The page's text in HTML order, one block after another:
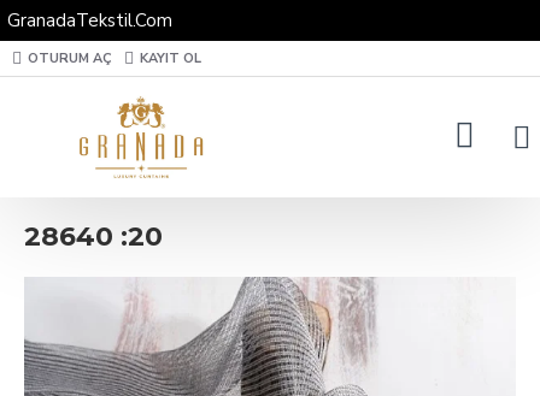
GranadaTekstil.Com
OTURUM AÇ KAYIT OL
28640 :20